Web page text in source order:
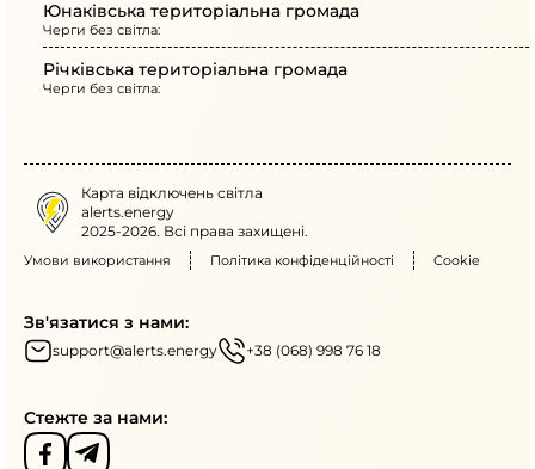
Юнаківська територіальна громада
Черги без світла:
Річківська територіальна громада
Черги без світла:
Карта відключень світла
alerts.energy
2025-2026. Всі права захищені.
Умови використання Політика конфіденційності Cookie
Зв'язатися з нами:
support@alerts.energy +38 (068) 998 76 18
Стежте за нами: